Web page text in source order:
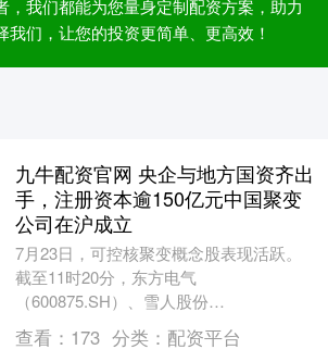
，我们都能为您量身定制配资方案，助力
我们，让您的投资更简单、更高效！
九牛配资官网 央企与地方国资齐出
手，注册资本逾150亿元中国聚变
公司在沪成立
7月23日，可控核聚变概念股表现活跃。
截至11时20分，东方电气
（600875.SH）、雪人股份
（002639.SH）、国机重装
（601399.SH）等股涨停，....
查看： 173 分类： 配资平台